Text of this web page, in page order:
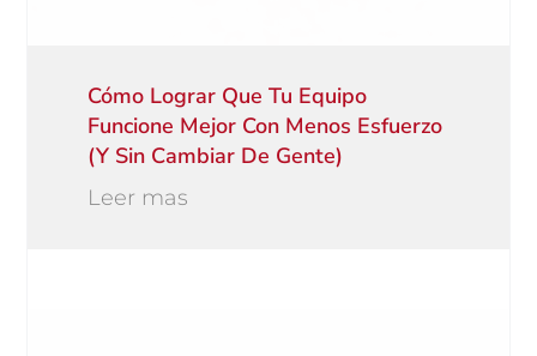
Cómo Lograr Que Tu Equipo
Funcione Mejor Con Menos Esfuerzo
(y Sin Cambiar De Gente)
Leer mas